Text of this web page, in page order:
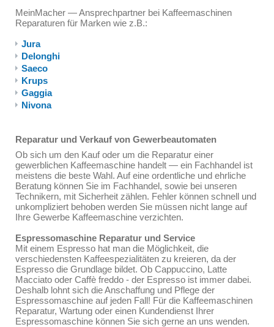
MeinMacher — Ansprechpartner bei Kaffeemaschinen
Reparaturen für Marken wie z.B.:
Jura
Delonghi
Saeco
Krups
Gaggia
Nivona
Reparatur und Verkauf von Gewerbeautomaten
Ob sich um den Kauf oder um die Reparatur einer
gewerblichen Kaffeemaschine handelt — ein Fachhandel ist
meistens die beste Wahl. Auf eine ordentliche und ehrliche
Beratung können Sie im Fachhandel, sowie bei unseren
Technikern, mit Sicherheit zählen. Fehler können schnell und
unkompliziert behoben werden Sie müssen nicht lange auf
Ihre Gewerbe Kaffeemaschine verzichten.
Espressomaschine Reparatur und Service
Mit einem Espresso hat man die Möglichkeit, die
verschiedensten Kaffeespezialitäten zu kreieren, da der
Espresso die Grundlage bildet. Ob Cappuccino, Latte
Macciato oder Caffè freddo - der Espresso ist immer dabei.
Deshalb lohnt sich die Anschaffung und Pflege der
Espressomaschine auf jeden Fall! Für die Kaffeemaschinen
Reparatur, Wartung oder einen Kundendienst Ihrer
Espressomaschine können Sie sich gerne an uns wenden.